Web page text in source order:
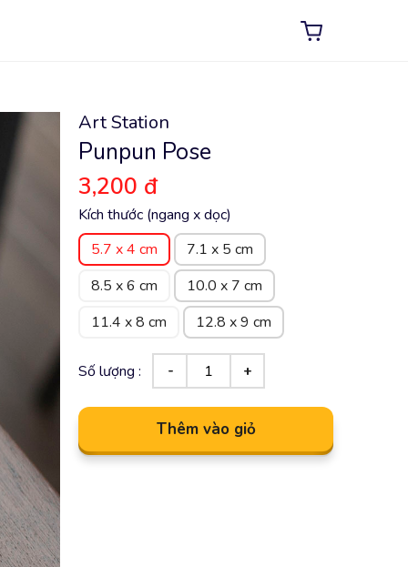
Art Station
Punpun Pose
3,200 đ
Kích thước (ngang x dọc)
5.7 x 4 cm
7.1 x 5 cm
8.5 x 6 cm
10.0 x 7 cm
11.4 x 8 cm
12.8 x 9 cm
Số lượng :
Thêm vào giỏ